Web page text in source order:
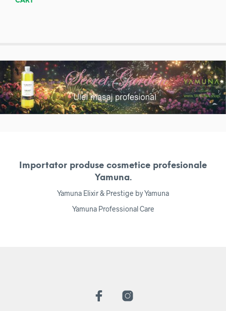
Importator produse cosmetice profesionale
Yamuna.
Yamuna Elixir & Prestige by Yamuna
Yamuna Professional Care